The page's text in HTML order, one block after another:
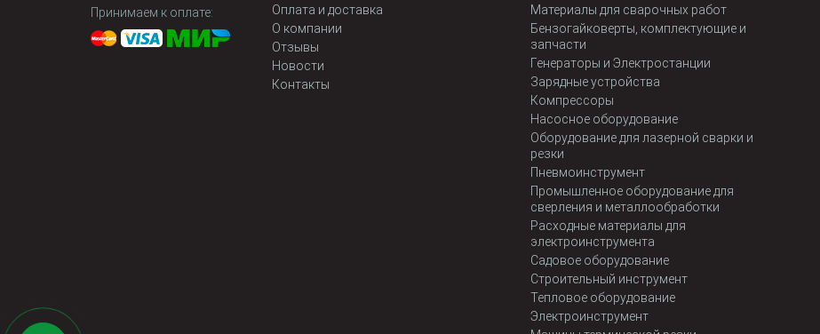
Принимаем к оплате:
Оплата и доставка
О компании
Отзывы
Новости
Контакты
Материалы для сварочных работ
Бензогайковерты, комплектующие и
запчасти
Генераторы и Электростанции
Зарядные устройства
Компрессоры
Насосное оборудование
Оборудование для лазерной сварки и
резки
Пневмоинструмент
Промышленное оборудование для
сверления и металлообработки
Расходные материалы для
электроинструмента
Садовое оборудование
Строительный инструмент
Тепловое оборудование
Электроинструмент